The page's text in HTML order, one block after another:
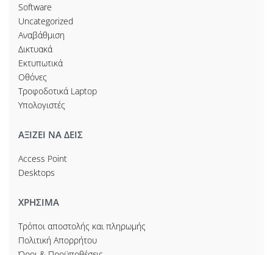
Software
Uncategorized
Αναβάθμιση
Δικτυακά
Εκτυπωτικά
Οθόνες
Τροφοδοτικά Laptop
Υπολογιστές
ΑΞΙΖΕΙ ΝΑ ΔΕΙΣ
Access Point
Desktops
ΧΡΗΣΙΜΑ
Τρόποι αποστολής και πληρωμής
Πολιτική Απορρήτου